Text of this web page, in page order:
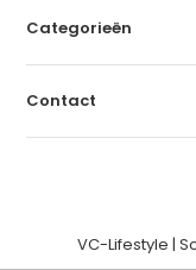
Categorieën
Contact
VC-Lifestyle |